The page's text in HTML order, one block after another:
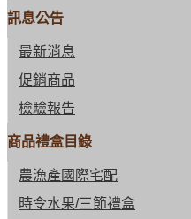
訊息公告
最新消息
促銷商品
檢驗報告
商品禮盒目錄
農漁產國際宅配
時令水果/三節禮盒